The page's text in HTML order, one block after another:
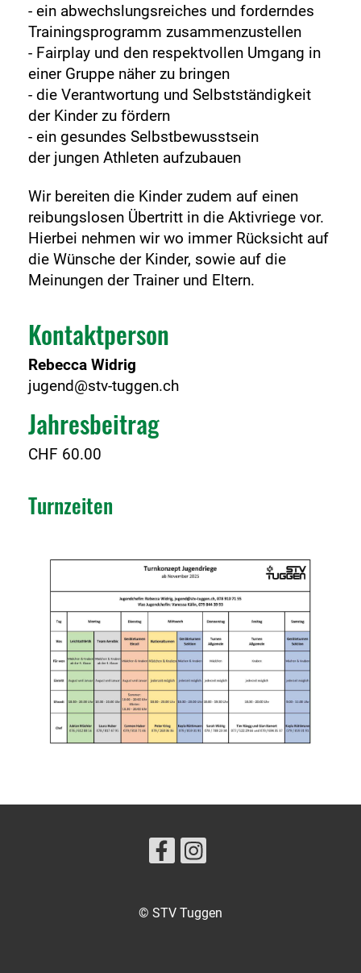
- ein abwechslungsreiches und forderndes
Trainingsprogramm zusammenzustellen
- Fairplay und den respektvollen Umgang in
einer Gruppe näher zu bringen
- die Verantwortung und Selbstständigkeit
der Kinder zu fördern
- ein gesundes Selbstbewusstsein
der jungen Athleten aufzubauen
Wir bereiten die Kinder zudem auf einen
reibungslosen Übertritt in die Aktivriege vor.
Hierbei nehmen wir wo immer Rücksicht auf
die Wünsche der Kinder, sowie auf die
Meinungen der Trainer und Eltern.
Kontaktperson
Rebecca Widrig
jugend@stv-tuggen.ch
Jahresbeitrag
CHF 60.00
Turnzeiten
© STV Tuggen